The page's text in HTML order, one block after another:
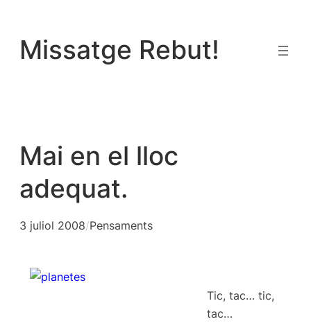
contingut
Missatge Rebut!
Mai en el lloc
adequat.
3 juliol 2008/Pensaments
Tic, tac… tic,
tac…